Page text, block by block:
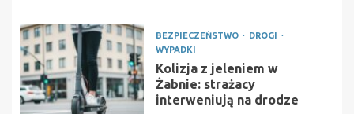
BEZPIECZEŃSTWO
DROGI
WYPADKI
Kolizja z jeleniem w
Żabnie: strażacy
interweniują na drodze